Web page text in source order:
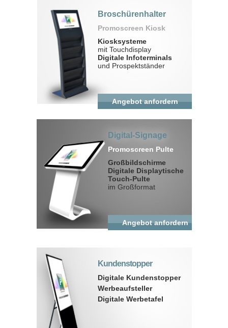
Broschürenhalter
Promoscreen Kiosk
Kiosksysteme
mit Touchdisplay
Digitale Infoterminals
und Prospektständer
Angebot anfordern
Digital-Signage
Promoscreen Pulte
Großbildschirme
Digitale Displaytische
Touch-Pulte
im Großformat
Angebot anfordern
Kundenstopper
Digitale Kundenstopper
Werbeaufsteller
Digitale Werbetafel